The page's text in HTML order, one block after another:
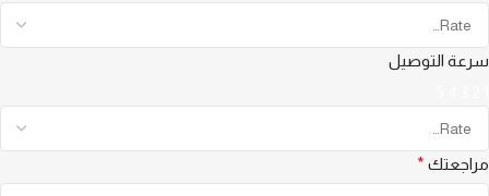
سرعة التوصيل
مراجعتك *